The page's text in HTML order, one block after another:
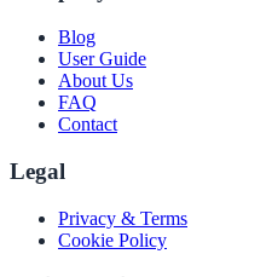
Blog
User Guide
About Us
FAQ
Contact
Legal
Privacy & Terms
Cookie Policy